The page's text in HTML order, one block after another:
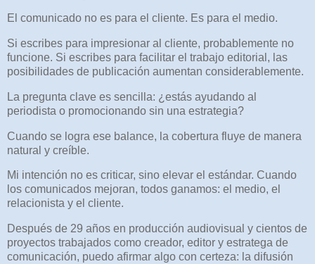
El comunicado no es para el cliente. Es para el medio.
Si escribes para impresionar al cliente, probablemente no
funcione. Si escribes para facilitar el trabajo editorial, las
posibilidades de publicación aumentan considerablemente.
La pregunta clave es sencilla: ¿estás ayudando al
periodista o promocionando sin una estrategia?
Cuando se logra ese balance, la cobertura fluye de manera
natural y creíble.
Mi intención no es criticar, sino elevar el estándar. Cuando
los comunicados mejoran, todos ganamos: el medio, el
relacionista y el cliente.
Después de 29 años en producción audiovisual y cientos de
proyectos trabajados como creador, editor y estratega de
comunicación, puedo afirmar algo con certeza: la difusión